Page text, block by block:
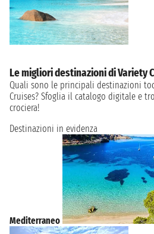
Le migliori destinazioni di Variety
Quali sono le principali destinazioni
Cruises? Sfoglia il catalogo digitale e
crociera!
Destinazioni in evidenza
Mediterraneo